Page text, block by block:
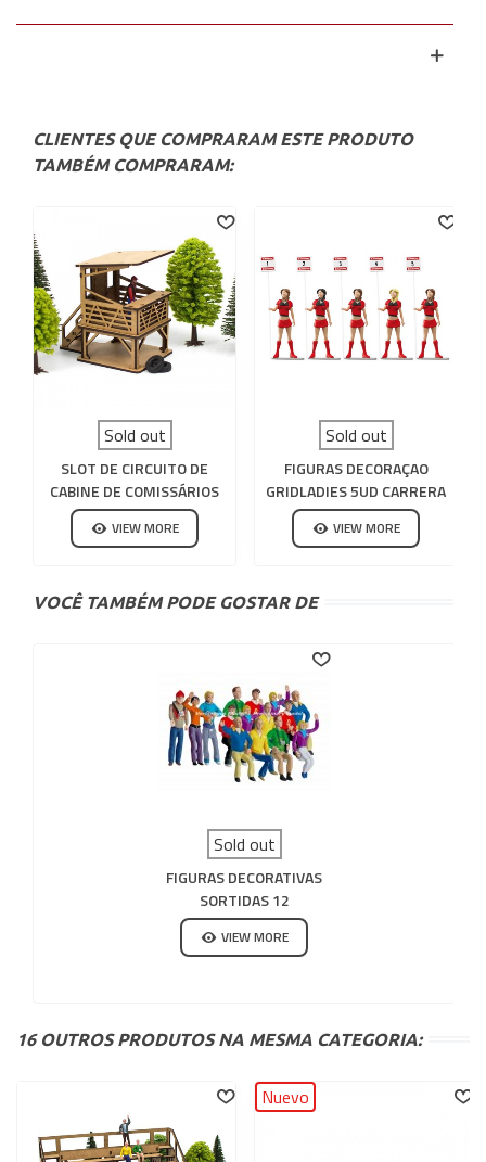
CLIENTES QUE COMPRARAM ESTE PRODUTO
TAMBÉM COMPRARAM:
Sold out
SLOT DE CIRCUITO DE
CABINE DE COMISSÁRIOS
DE MADEIRA
VIEW MORE
Sold out
FIGURAS DECORAÇAO
GRIDLADIES 5UD CARRERA
132-124
VIEW MORE
VOCÊ TAMBÉM PODE GOSTAR DE
Sold out
FIGURAS DECORATIVAS
SORTIDAS 12
SENTADAS 3 EM PÉ
CARRERA 132-124
VIEW MORE
16 OUTROS PRODUTOS NA MESMA CATEGORIA:
Nuevo